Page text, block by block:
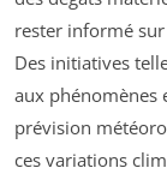
rester informé
Des initiatives
aux phénomènes
prévision
ces variations